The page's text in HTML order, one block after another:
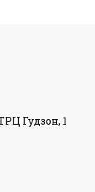
Гудзон, 1